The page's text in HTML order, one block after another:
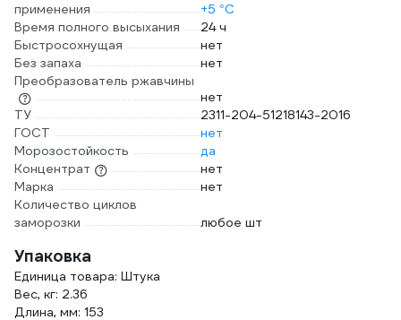
применения
+5 °С
Время полного высыхания
24 ч
Быстросохнущая
нет
Без запаха
нет
Преобразователь ржавчины
нет
ТУ
2311-204-51218143-2016
ГОСТ
нет
Морозостойкость
да
Концентрат
нет
Марка
нет
Количество циклов
заморозки
любое шт
Упаковка
Единица товара: Штука
Вес, кг: 2.36
Длина, мм: 153